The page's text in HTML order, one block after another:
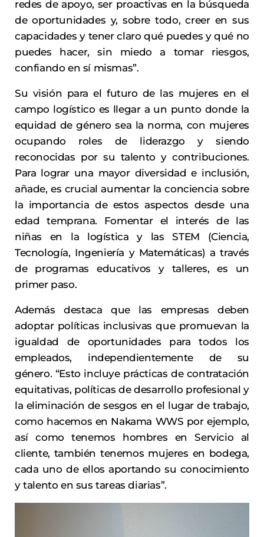
redes de apoyo, ser proactivas en la búsqueda
de oportunidades y, sobre todo, creer en sus
capacidades y tener claro qué puedes y qué no
puedes hacer, sin miedo a tomar riesgos,
confiando en sí mismas”.
Su visión para el futuro de las mujeres en el
campo logístico es llegar a un punto donde la
equidad de género sea la norma, con mujeres
ocupando roles de liderazgo y siendo
reconocidas por su talento y contribuciones.
Para lograr una mayor diversidad e inclusión,
añade, es crucial aumentar la conciencia sobre
la importancia de estos aspectos desde una
edad temprana. Fomentar el interés de las
niñas en la logística y las STEM (Ciencia,
Tecnología, Ingeniería y Matemáticas) a través
de programas educativos y talleres, es un
primer paso.
Además destaca que las empresas deben
adoptar políticas inclusivas que promuevan la
igualdad de oportunidades para todos los
empleados, independientemente de su
género. “Esto incluye prácticas de contratación
equitativas, políticas de desarrollo profesional y
la eliminación de sesgos en el lugar de trabajo,
como hacemos en Nakama WWS por ejemplo,
así como tenemos hombres en Servicio al
cliente, también tenemos mujeres en bodega,
cada uno de ellos aportando su conocimiento
y talento en sus tareas diarias”.